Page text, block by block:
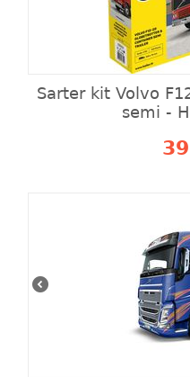
Sarter kit Volvo
semi -